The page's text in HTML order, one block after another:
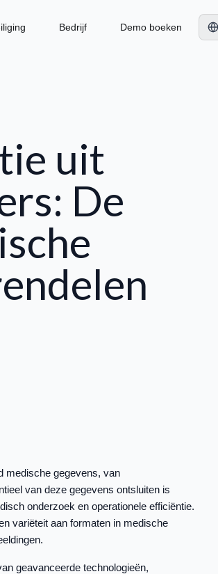
Bedrijf Demo boeken
uit
De
medische gegevens, van
van deze gegevens ontsluiten is
onderzoek en operationele efficiëntie.
variëteit aan formaten in medische
geavanceerde technologieën,